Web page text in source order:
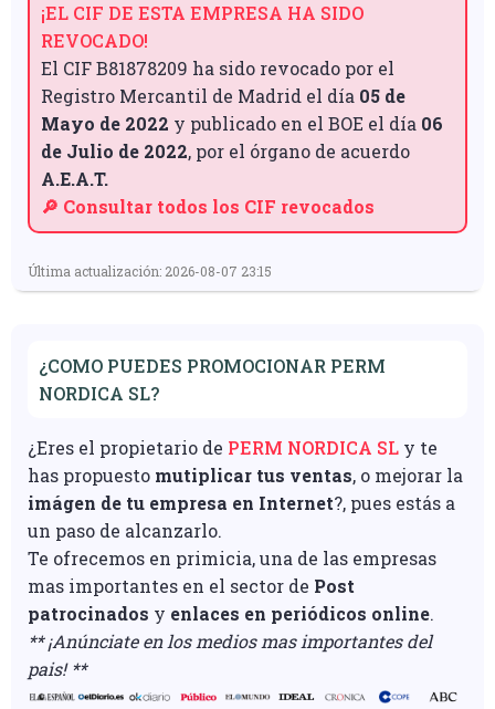
¡EL CIF DE ESTA EMPRESA HA SIDO
REVOCADO!
El CIF B81878209 ha sido revocado por el
Registro Mercantil de Madrid el día 05 de
Mayo de 2022 y publicado en el BOE el día 06
de Julio de 2022, por el órgano de acuerdo
A.E.A.T.
🔎 Consultar todos los CIF revocados
Última actualización: 2026-08-07 23:15
¿COMO PUEDES PROMOCIONAR PERM
NORDICA SL?
¿Eres el propietario de PERM NORDICA SL y te
has propuesto mutiplicar tus ventas, o mejorar la
imágen de tu empresa en Internet?, pues estás a
un paso de alcanzarlo.
Te ofrecemos en primicia, una de las empresas
mas importantes en el sector de Post
patrocinados y enlaces en periódicos online.
** ¡Anúnciate en los medios mas importantes del
pais! **